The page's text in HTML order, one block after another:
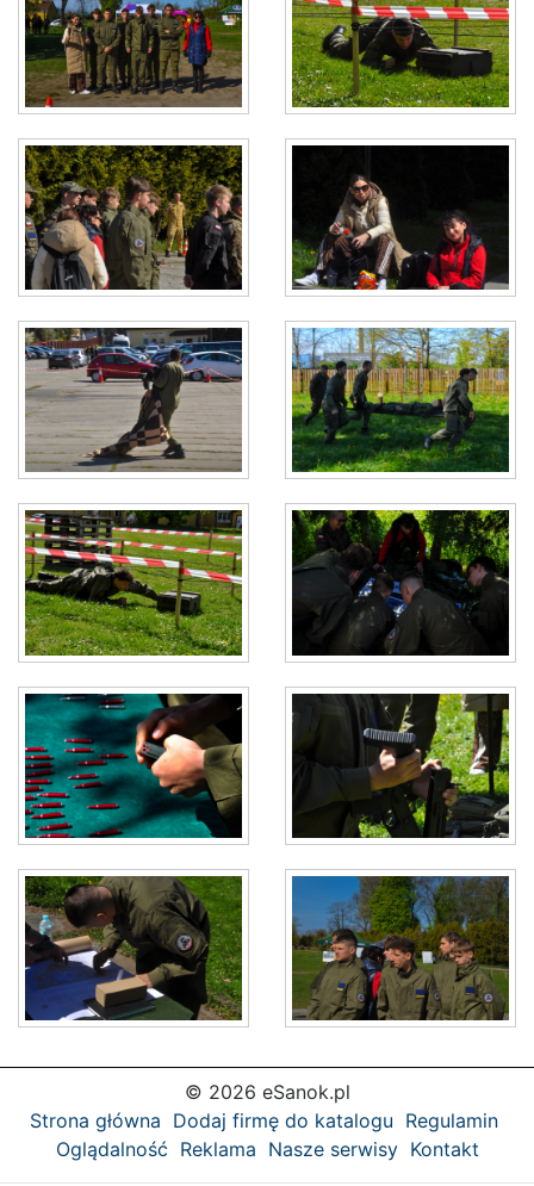
© 2026 eSanok.pl
Strona główna Dodaj firmę do katalogu Regulamin
Oglądalność Reklama Nasze serwisy Kontakt